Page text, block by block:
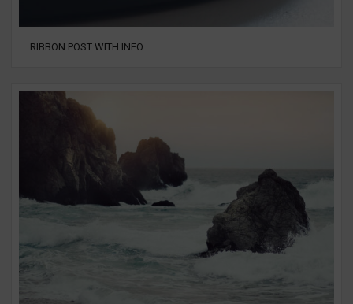
RIBBON POST WITH INFO